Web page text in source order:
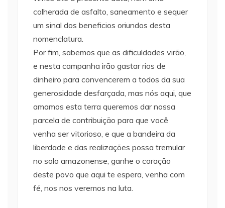
colherada de asfalto, saneamento e sequer
um sinal dos beneficios oriundos desta
nomenclatura.
Por fim, sabemos que as dificuldades virão,
e nesta campanha irão gastar rios de
dinheiro para convencerem a todos da sua
generosidade desfarçada, mas nós aqui, que
amamos esta terra queremos dar nossa
parcela de contribuição para que você
venha ser vitorioso, e que a bandeira da
liberdade e das realizações possa tremular
no solo amazonense, ganhe o coração
deste povo que aqui te espera, venha com
fé, nos nos veremos na luta.